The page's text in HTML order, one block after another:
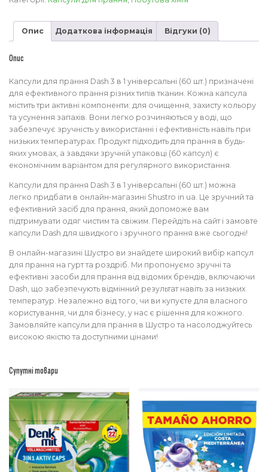
універсальні
60
кількість
Опис Додаткова інформація Відгуки (0)
Опис
Капсули для прання Dash 3 в 1 універсальні (60 шт.) призначені
для ефективного прання різних типів тканин. Кожна капсула
містить три активні компоненти: для очищення, захисту кольору
та усунення запахів. Вони легко розчиняються у воді, що
забезпечує зручність у використанні і ефективність навіть при
низьких температурах. Продукт підходить для прання в будь-
яких умовах, а завдяки зручній упаковці (60 капсул) є
економічним варіантом для регулярного використання.
Капсули для прання Dash 3 в 1 універсальні (60 шт.) можна
легко придбати в онлайн-магазині Shustro in ua. Це зручний та
ефективний засіб для прання, який допоможе вам
підтримувати одяг чистим та свіжим. Перейдіть на сайт і замовте
капсули Dash для швидкого і зручного прання вже сьогодні!
В онлайн-магазині Шустро ви знайдете широкий вибір капсул
для прання на гурт та роздріб. Ми пропонуємо зручні та
ефективні засоби для прання від відомих брендів, включаючи
Dash, що забезпечують відмінний результат навіть за низьких
температур. Незалежно від того, чи ви купуєте для власного
користування, чи для бізнесу, у нас є рішення для кожного.
Замовляйте капсули для прання в Шустро та насолоджуйтесь
високою якістю та доступними цінами!
Супутні товари